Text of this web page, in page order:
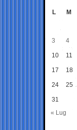
L M
3 4
10 11
17 18
24 25
31
« Lug